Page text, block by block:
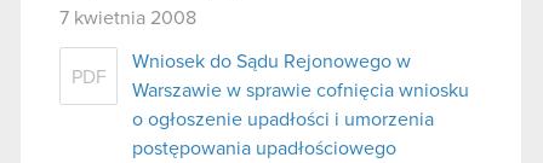
7 kwietnia 2008
PDF
Wniosek do Sądu Rejonowego w
Warszawie w sprawie cofnięcia wniosku
o ogłoszenie upadłości i umorzenia
postępowania upadłościowego